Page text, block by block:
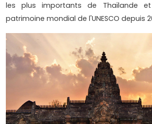
les plus importants de Thaïlande
patrimoine mondial de l'UNESCO depuis